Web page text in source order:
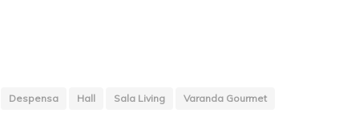
Despensa Hall Sala Living Varanda Gourmet